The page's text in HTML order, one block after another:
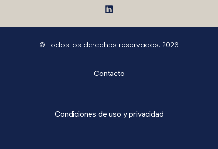
© Todos los derechos reservados. 2026
Contacto
Condiciones de uso y privacidad